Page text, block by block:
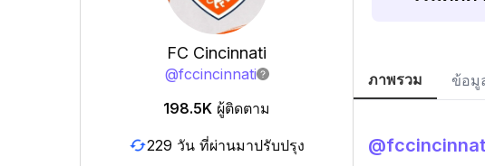
FC Cincinnati
@fccincinnati
198.5K ผู้ติดตาม
229 วัน ที่ผ่านมาปรับปรุง
ภาพรวม ข้อมู
@